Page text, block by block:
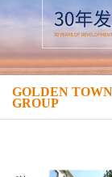
GOLDEN TOWN
GROUP